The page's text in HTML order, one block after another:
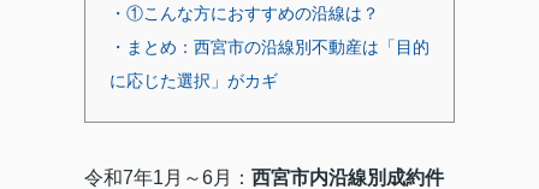
・①こんな方におすすめの沿線は？
・まとめ：西宮市の沿線別不動産は「目的
に応じた選択」がカギ
令和7年1月～6月： 西宮市内沿線別成約件